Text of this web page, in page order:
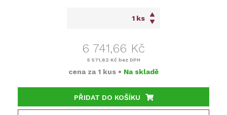
ks
6 741,66 Kč
5 571,62 Kč bez DPH
cena za 1 kus • Na skladě
PŘIDAT DO KOŠÍKU